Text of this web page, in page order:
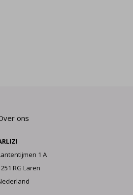
ons
1 A
RG Laren